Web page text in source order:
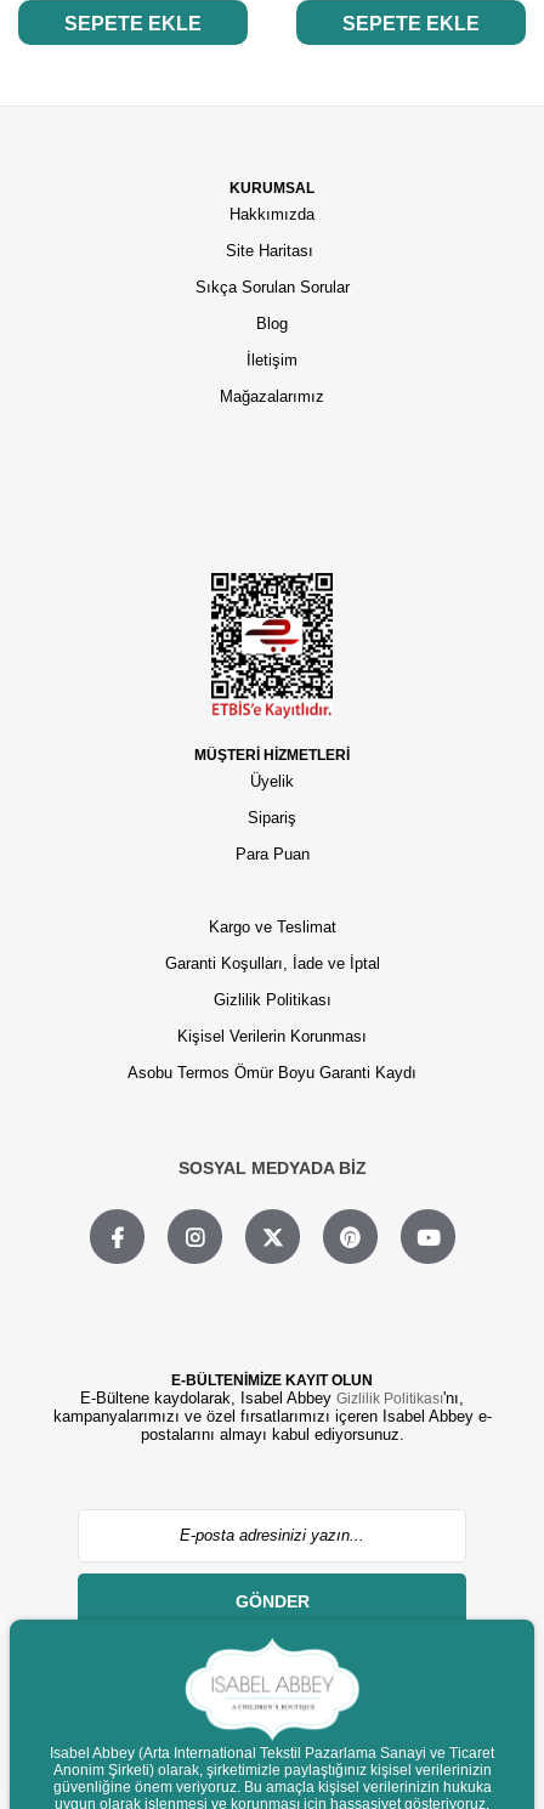
SEPETE EKLE SEPETE EKLE
KURUMSAL
Hakkımızda
Site Haritası
Sıkça Sorulan Sorular
Blog
İletişim
Mağazalarımız
MÜŞTERİ HİZMETLERİ
Üyelik
Sipariş
Para Puan
Kargo ve Teslimat
Garanti Koşulları, İade ve İptal
Gizlilik Politikası
Kişisel Verilerin Korunması
Asobu Termos Ömür Boyu Garanti Kaydı
SOSYAL MEDYADA BİZ
E-BÜLTENİMİZE KAYIT OLUN
E-Bültene kaydolarak, Isabel Abbey Gizlilik Politikası'nı,
kampanyalarımızı ve özel fırsatlarımızı içeren Isabel Abbey e-
postalarını almayı kabul ediyorsunuz.
GÖNDER
© 2022 isabelabbey.com - Tüm Hakları Saklıdır.
Destek
Isabel Abbey (Arta International Tekstil Pazarlama Sanayi ve Ticaret
Anonim Şirketi) olarak, şirketimizle paylaştığınız kişisel verilerinizin
güvenliğine önem veriyoruz. Bu amaçla kişisel verilerinizin hukuka
uygun olarak işlenmesi ve korunması için hassasiyet gösteriyoruz.